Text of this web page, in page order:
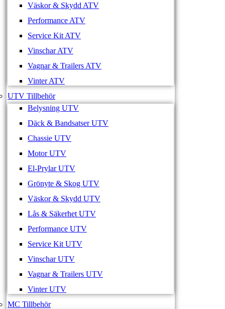
Väskor & Skydd ATV
Performance ATV
Service Kit ATV
Vinschar ATV
Vagnar & Trailers ATV
Vinter ATV
UTV Tillbehör
Belysning UTV
Däck & Bandsatser UTV
Chassie UTV
Motor UTV
El-Prylar UTV
Grönyte & Skog UTV
Väskor & Skydd UTV
Lås & Säkerhet UTV
Performance UTV
Service Kit UTV
Vinschar UTV
Vagnar & Trailers UTV
Vinter UTV
MC Tillbehör